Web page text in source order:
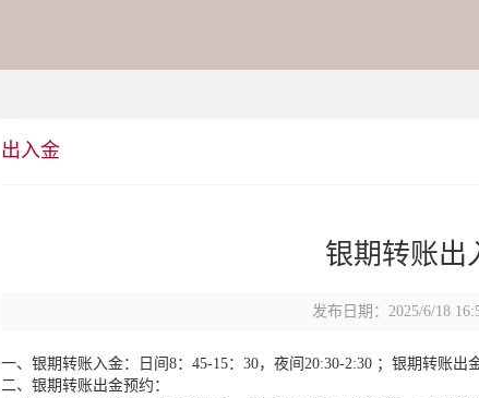
出入金
银期转账出
发布日期：2025/6/18
一、银期转账入金：日间8：45-15：30，夜间20:30-2:30 ；银期转账出
二、银期转账出金预约：